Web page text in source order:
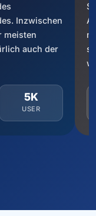
Inzwischen
meisten
auch der
5K
USER